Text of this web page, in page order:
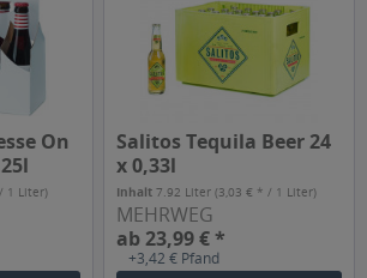
On
1 Liter)
Salitos Tequila Beer 24
x 0,33l
Inhalt7.92 Liter(3,03 € * / 1 Liter)
MEHRWEG
ab 23,99 € *
+3,42 € Pfand